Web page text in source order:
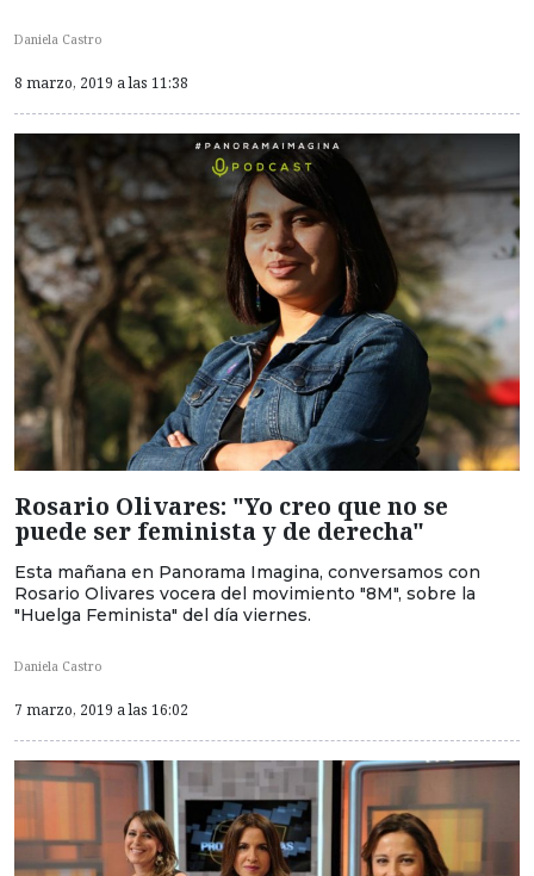
Daniela Castro
8 marzo, 2019 a las 11:38
Rosario Olivares: "Yo creo que no se
puede ser feminista y de derecha"
Esta mañana en Panorama Imagina, conversamos con
Rosario Olivares vocera del movimiento "8M", sobre la
"Huelga Feminista" del día viernes.
Daniela Castro
7 marzo, 2019 a las 16:02